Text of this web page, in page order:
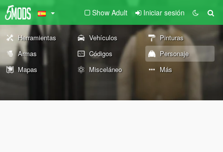
Show Adult Iniciar sesión
Herramientas Vehículos
Pinturas
Armas
Códigos
Personaje
Mapas
Misceláneo Más